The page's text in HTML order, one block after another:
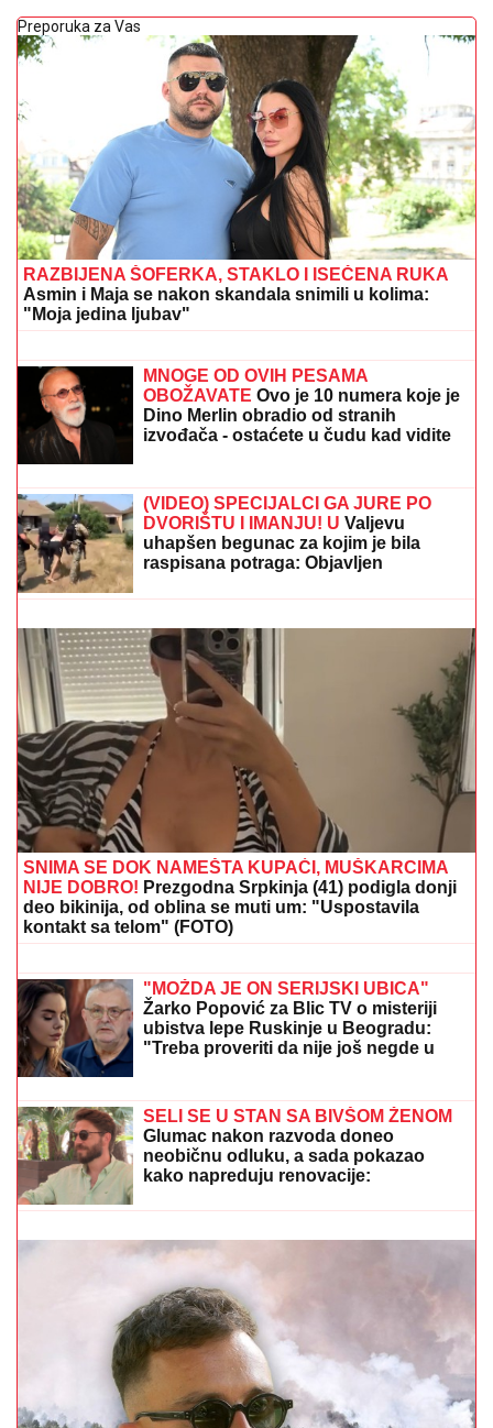
Preporuka za Vas
RAZBIJENA ŠOFERKA, STAKLO I ISEČENA RUKA
Asmin i Maja se nakon skandala snimili u kolima:
"Moja jedina ljubav"
PAKAO od života" Svi u šoku zbog
poslednje objave Ane Nikolić,
ŽESTOKO ZAPRETILA SLOBINOJ
ŽENI: "UNIŠTIĆU TI BRAK"
Dino Merlin obradio od stranih
izvođača - ostaćete u čudu kad vidite
spisak
PODIGNUTA OPTUŽNICA PROTIV MAJKE (50) I SINA
(20)Planirali ubistvo Luke Bojovića?! Nađen arsenal
oružja, otkriven i PAKLENI PLAN koji su skovali
(VIDEO) SPECIJALCI GA JURE PO
DVORIŠTU I IMANJU! UValjevu
uhapšen begunac za kojim je bila
raspisana potraga: Objavljen
dramatičan snimak akcije
SRBINA NAPUŠTA LACIO?Nebesko-
plavi dobijaju ponudu od 15.000.000
evra za Ratkova
SNIMA SE DOK NAMEŠTA KUPAĆI, MUŠKARCIMA
NIJE DOBRO!Prezgodna Srpkinja (41) podigla donji
deo bikinija, od oblina se muti um: "Uspostavila
kontakt sa telom" (FOTO)
ISLAND PONOVO PORUČIO EU:
Prestanite da "pomažete"